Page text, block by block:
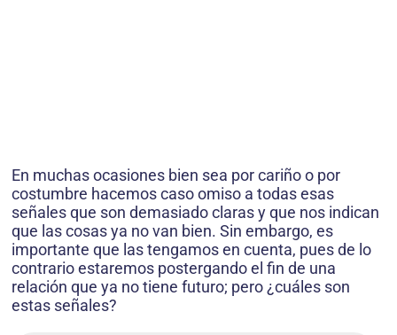
En muchas ocasiones bien sea por cariño o por
costumbre hacemos caso omiso a todas esas
señales que son demasiado claras y que nos indican
que las cosas ya no van bien. Sin embargo, es
importante que las tengamos en cuenta, pues de lo
contrario estaremos postergando el fin de una
relación que ya no tiene futuro; pero ¿cuáles son
estas señales?